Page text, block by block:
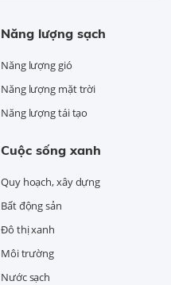
Năng lượng sạch
Năng lượng gió
Năng lượng mặt trời
Năng lượng tái tạo
Cuộc sống xanh
Quy hoạch, xây dựng
Bất động sản
Đô thị xanh
Môi trường
Nước sạch